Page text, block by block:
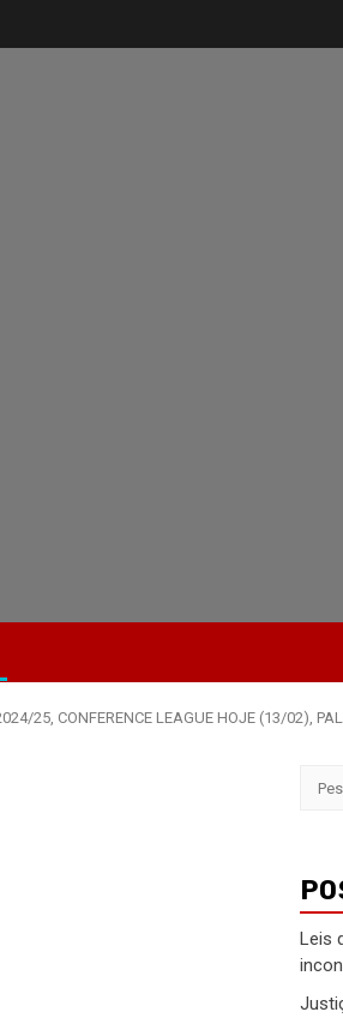
25, CONFERENCE LEAGUE HOJE (13/02),
Leis